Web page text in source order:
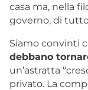
casa ma, nella
governo, di
Siamo convinti
debbano
un’astratta
privato. La